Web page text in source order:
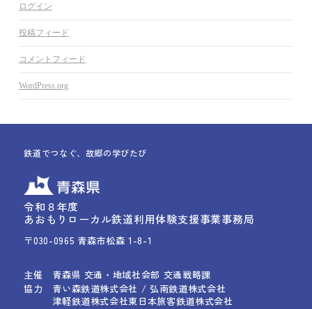
ログイン
投稿フィード
コメントフィード
WordPress.org
鉄道でつなぐ、故郷の学びたび
令和８年度
あおもりローカル鉄道利用体験支援事業事務局
〒030-0965 青森市松森 1-8-1
主催
青森県 交通・地域社会部 交通戦略課
協力
青い森鉄道株式会社 / 弘南鉄道株式会社
津軽鉄道株式会社東日本旅客鉄道株式会社